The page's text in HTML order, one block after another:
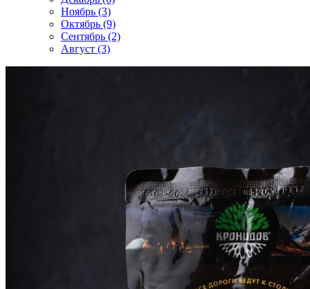
Ноябрь (3)
Октябрь (9)
Сентябрь (2)
Август (3)